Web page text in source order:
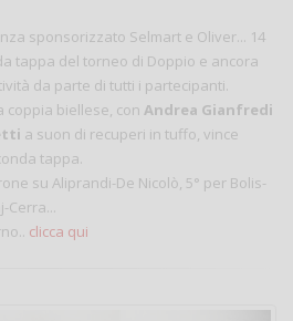
sponsorizzato Selmart e Oliver... 14
tappa del torneo di Doppio e ancora
da parte di tutti i partecipanti.
coppia biellese, con Andrea Gianfredi
a suon di recuperi in tuffo, vince
tappa.
su Aliprandi-De Nicolò, 5° per Bolis-
Cerra...
clicca qui